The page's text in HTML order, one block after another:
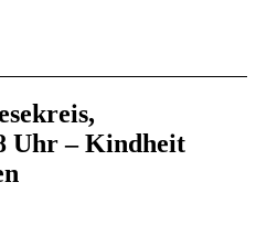
Uhr – Kindheit